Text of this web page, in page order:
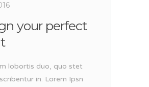
your perfect
lobortis duo, quo stet
in. Lorem Ipsn